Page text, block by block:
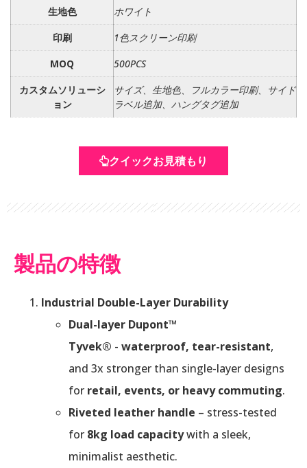
生地色
ホワイト
印刷
1色スクリーン印刷
MOQ
500PCS
カスタムソリューシ
ョン
サイズ、生地色、フルカラー印刷、サイド
ラベル追加、ハングタグ追加
クイックお見積もり
製品の特徴
Industrial Double-Layer Durability
Dual-layer Dupont™
Tyvek® - waterproof, tear-resistant,
and 3x stronger than single-layer designs
for retail, events, or heavy commuting.
Riveted leather handle – stress-tested
for 8kg load capacitywith a sleek,
minimalist aesthetic.